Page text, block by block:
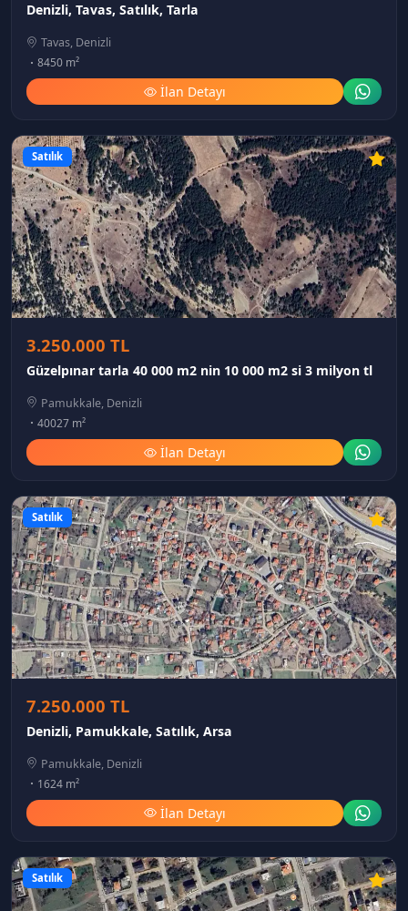
Denizli, Tavas, Satılık, Tarla
Tavas, Denizli
8450 m²
İlan Detayı
Satılık
3.250.000 TL
Güzelpınar tarla 40 000 m2 nin 10 000 m2 si 3 milyon tl
Pamukkale, Denizli
40027 m²
İlan Detayı
Satılık
7.250.000 TL
Denizli, Pamukkale, Satılık, Arsa
Pamukkale, Denizli
1624 m²
İlan Detayı
Satılık